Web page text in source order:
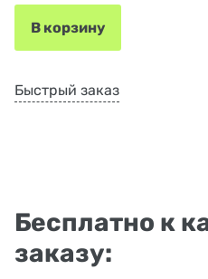
В корзину
Быстрый заказ
Бесплатно к
заказу: